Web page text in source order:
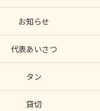
お知らせ
代表あいさつ
タン
貸切